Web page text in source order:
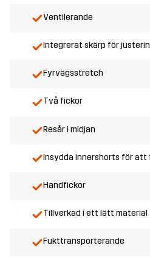
Ventilerande
Integrerat skärp för
Fyrvägsstretch
Två fickor
Resår i midjan
Insydda innershorts för att
Handfickor
Tillverkad i ett lätt material
Fukttransporterande